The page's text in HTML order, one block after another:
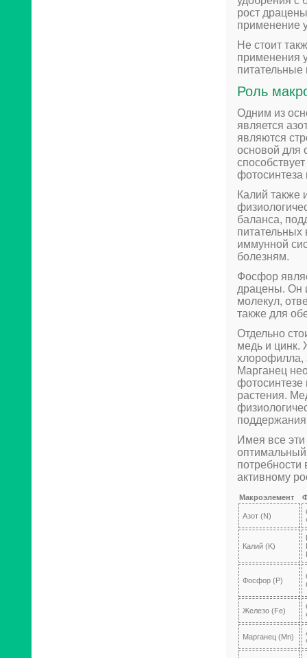
рост
применение
Не стоит
применения
Роль
Одним из
является
являются
основой для
фотосинтеза
Калий также
баланса,
питательных
иммунной
болезням.
Фосфор
драцены. Он
молекул,
также для
Отдельно
медь и цинк.
хлорофилла,
Марганец
фотосинтезе
растения.
Имея все
активному
Макроэлемент
Азот (N)
Калий (K)
Фосфор (P)
Железо (Fe)
Марганец (Mn)